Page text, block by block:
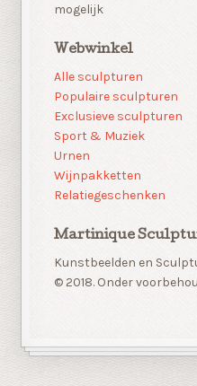
mogelijk
Webwinkel
Alle sculpturen
Populaire sculpturen
Exclusieve sculpturen
Sport & Muziek
Urnen
Wijnpakketten
Relatiegeschenken
Martinique
Kunstbeelden en
© 2018. Onder